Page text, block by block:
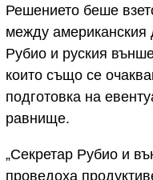
Решението беше
между американския
Рубио и руския
които също се
подготовка на
равнище.
„Секретар Рубио и
проведоха